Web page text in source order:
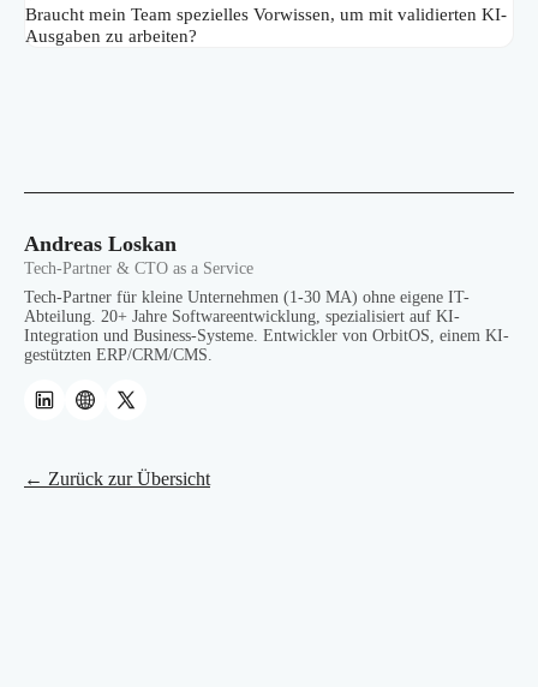
Braucht mein Team spezielles Vorwissen, um mit validierten KI-
Ausgaben zu arbeiten?
Andreas Loskan
Tech-Partner & CTO as a Service
Tech-Partner für kleine Unternehmen (1-30 MA) ohne eigene IT-
Abteilung. 20+ Jahre Softwareentwicklung, spezialisiert auf KI-
Integration und Business-Systeme. Entwickler von OrbitOS, einem KI-
gestützten ERP/CRM/CMS.
← Zurück zur Übersicht